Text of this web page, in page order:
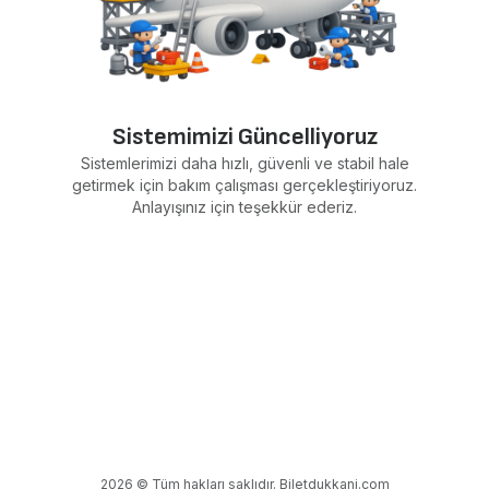
Sistemimizi Güncelliyoruz
Sistemlerimizi daha hızlı, güvenli ve stabil hale
getirmek için bakım çalışması gerçekleştiriyoruz.
Anlayışınız için teşekkür ederiz.
2026 © Tüm hakları saklıdır. Biletdukkani.com